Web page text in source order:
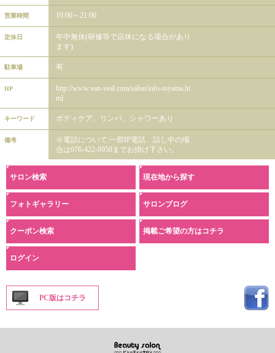
営業時間 10:00～21:00
定休日
年中無休(研修等で店休になる場合があり
ます)
駐車場 有
HP
http://www.van-veal.com/salon/info-toyama.ht
ml
キーワード ボディケア、リンパ、シャワーあり
備考
※電話について:一部IP電話、話し中の場
合は076-422-0950までお掛け下さい。
サロン検索 現在地から探す
フォトギャラリー サロンブログ
クーポン検索 掲載ご希望の方はコチラ
ログイン
PC版はコチラ